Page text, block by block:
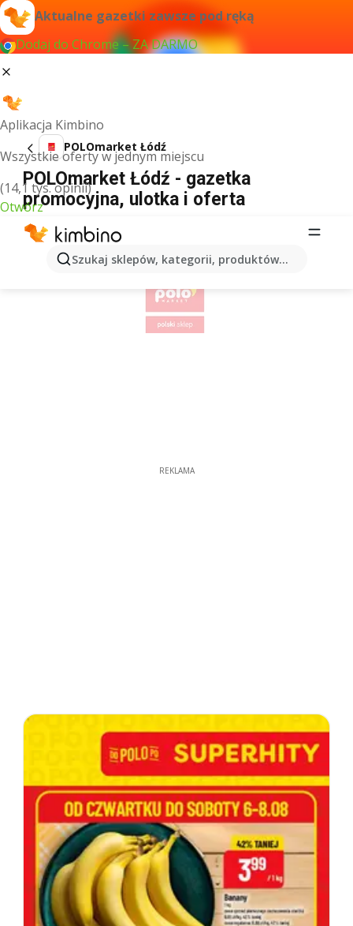
Aktualne gazetki zawsze pod ręką
Dodaj do Chrome – ZA DARMO
Aplikacja Kimbino
Wszystkie oferty w jednym miejscu
(14,1 tys. opinii)
Otwórz
Szukaj sklepów, kategorii, produktów...
POLOmarket Łódź
POLOmarket Łódź - gazetka
promocyjna, ulotka i oferta
REKLAMA